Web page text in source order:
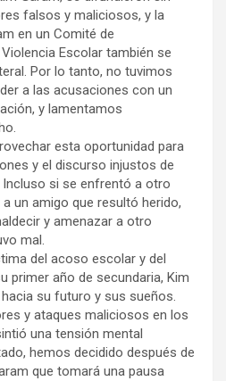
falsos y maliciosos, y la
en un Comité de
Escolar también se
Por lo tanto, no tuvimos
a las acusaciones con un
y lamentamos
esta oportunidad para
y el discurso injustos de
Incluso si se enfrentó a otro
un amigo que resultó herido,
y amenazar a otro
mal.
del acoso escolar y del
primer año de secundaria, Kim
su futuro y sus sueños.
y ataques maliciosos en los
una tensión mental
hemos decidido después de
que tomará una pausa